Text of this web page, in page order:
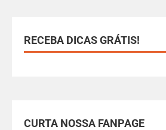
RECEBA DICAS GRÁTIS!
CURTA NOSSA FANPAGE